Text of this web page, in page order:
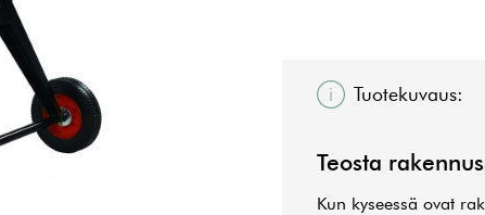
Tuotekuvaus:
Teosta
Kun kyseessä ovat